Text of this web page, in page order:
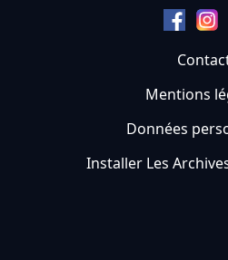
Mentions
Données
Installer Les